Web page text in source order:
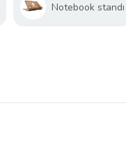
Notebook standı